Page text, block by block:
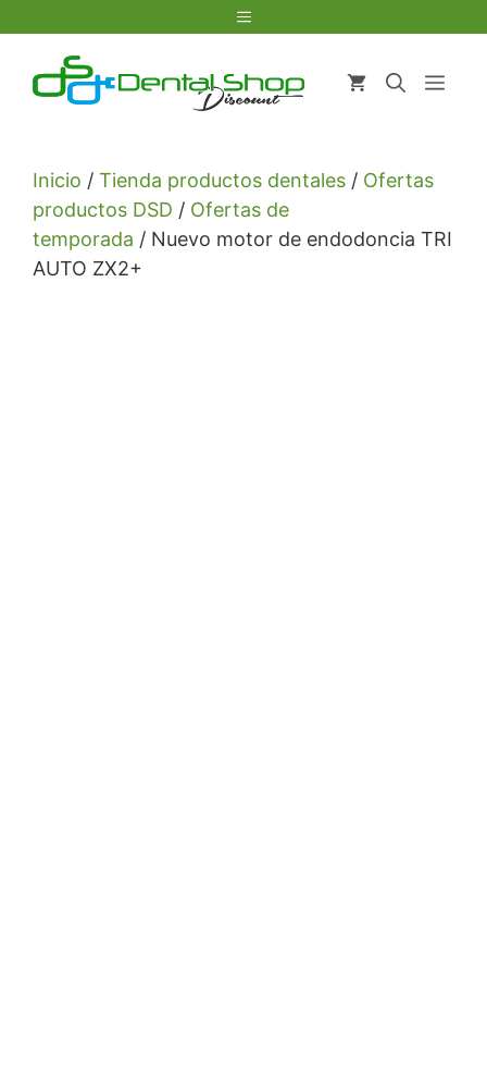
contenido
Menú
Inicio / Tienda productos dentales / Ofertas
productos DSD / Ofertas de
temporada / Nuevo motor de endodoncia TRI
AUTO ZX2+